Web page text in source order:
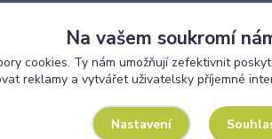
Upravit sběr cookies.
Na vašem soukromí
cookies. Ty nám umožňují zefektivnit
reklamy a vytvářet uživatelsky příjemné
Nastavení